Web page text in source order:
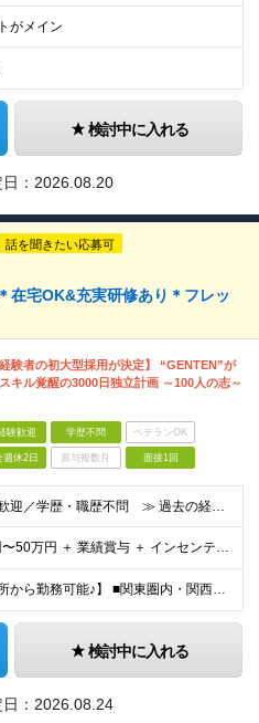
がメイン
検討中に入れる
： 2026.08.20
話を聞きたい応募可
在宅OK&充実研修あり＊フレッ
経験者の初大型採用が決定】 “GENTEN”が
キル覚醒の3000日独立計画 ～100人の志～
験歓迎 学歴不問 ベテランOK
週休2日 賞与複数月 面接1回
≪ 未経験歓迎／学歴・職歴不問 ≫ 過去の経歴は一切不問。 「いままで」よりも「これから」を 重視した採用を行っています！ ▼▼こんな想いがある方大歓迎▼▼ ・WEBデザインに興味がある ・自由な環
⽉給:30万円〜50万円 ＋ 業績賞与 ＋ インセンティブ賞与 経験者：35万円～ ※経験・スキルを考慮の上、決定します。 ※経験者は別途優遇！ ★試用期間6ヶ月（期間中は月給21万円～）
【好きな場所から勤務可能♪】 ■関東圏内・関西圏内 または⾸都圏近郊のプロジェクト先 ★リモートワーク実施中（プロジェクトによりフルリモートもあり） ★転居を伴う転勤なし ★配属先は希望を最⼤限考慮
検討中に入れる
： 2026.08.24